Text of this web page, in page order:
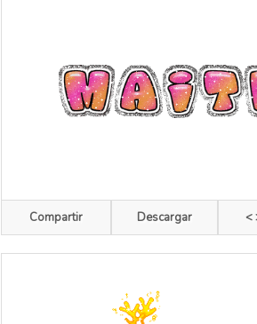
Compartir Descargar <